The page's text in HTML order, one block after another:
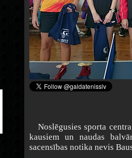
Noslēgusies sporta
kausiem un naudas
sacensības notika nevis